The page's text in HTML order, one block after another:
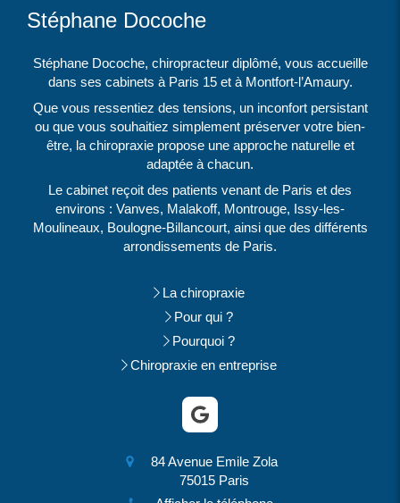
Stéphane Docoche
Stéphane Docoche, chiropracteur diplômé, vous accueille
dans ses cabinets à Paris 15 et à Montfort-l’Amaury.
Que vous ressentiez des tensions, un inconfort persistant
ou que vous souhaitiez simplement préserver votre bien-
être, la chiropraxie propose une approche naturelle et
adaptée à chacun.
Le cabinet reçoit des patients venant de Paris et des
environs : Vanves, Malakoff, Montrouge, Issy-les-
Moulineaux, Boulogne-Billancourt, ainsi que des différents
arrondissements de Paris.
La chiropraxie
Pour qui ?
Pourquoi ?
Chiropraxie en entreprise
84 Avenue Emile Zola
75015 Paris